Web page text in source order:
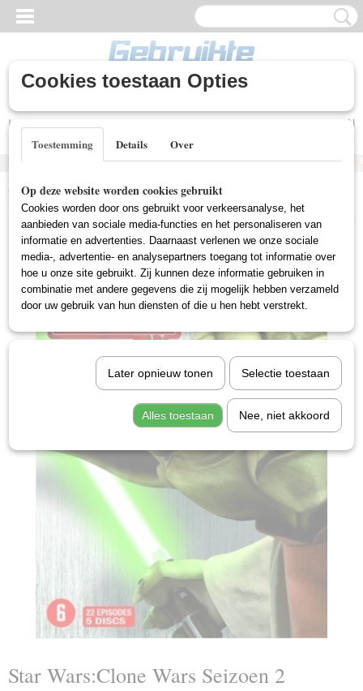
Inloggen
UW WINKELWAGEN
Home >Gebruikte DVD's>Zeldzame DVD's
Wars Seizoen 2 (Gebruikt)
Star Wars:Clone Wars Seizoen 2
Cookies toestaan Opties
Toestemming Details Over
Op deze website worden cookies gebruikt
Cookies worden door ons gebruikt voor verkeersanalyse, het
aanbieden van sociale media-functies en het personaliseren van
informatie en advertenties. Daarnaast verlenen we onze sociale
media-, advertentie- en analysepartners toegang tot informatie over
hoe u onze site gebruikt. Zij kunnen deze informatie gebruiken in
combinatie met andere gegevens die zij mogelijk hebben verzameld
door uw gebruik van hun diensten of die u hen hebt verstrekt.
Later opnieuw tonen Selectie toestaan
Alles toestaan Nee, niet akkoord